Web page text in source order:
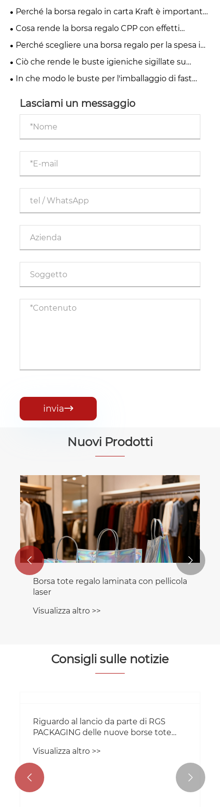
intelligente per le moderne soluzioni di
Perché la borsa regalo in carta Kraft è importante
per le soluzioni di imballaggio moderne?
Cosa rende la borsa regalo CPP con effetti
speciali un punto di svolta per il packaging
Perché scegliere una borsa regalo per la spesa in
plastica monomateriale per un imballaggio
Ciò che rende le buste igieniche sigillate su
quattro bordi la scelta migliore per il moderno
imballaggio di prodotti per l'igiene
In che modo le buste per l'imballaggio di fast
alimentare, la durata di conservazione e il valore
del marchio
Lasciami un messaggio
invia
Nuovi Prodotti
Borsa tote regalo laminata con pellicola
laser
Visualizza altro >>
 
Consigli sulle notizie
Riguardo al lancio da parte di RGS
PACKAGING delle nuove borse tote
Visualizza altro >>
 